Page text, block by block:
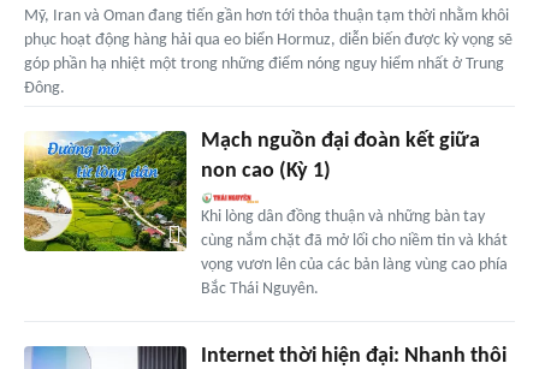
Mỹ, Iran và Oman đang tiến gần hơn tới thỏa thuận tạm thời nhằm khôi
phục hoạt động hàng hải qua eo biển Hormuz, diễn biến được kỳ vọng sẽ
góp phần hạ nhiệt một trong những điểm nóng nguy hiểm nhất ở Trung
Đông.
Mạch nguồn đại đoàn kết giữa
non cao (Kỳ 1)
Khi lòng dân đồng thuận và những bàn tay
cùng nắm chặt đã mở lối cho niềm tin và khát
vọng vươn lên của các bản làng vùng cao phía
Bắc Thái Nguyên.
Internet thời hiện đại: Nhanh thôi